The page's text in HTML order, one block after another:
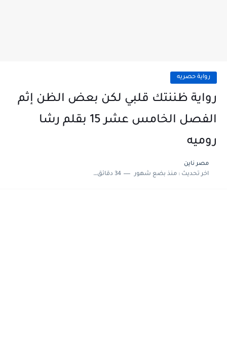
رواية حصريه
رواية ظننتك قلبي لكن بعض الظن إثم
الفصل الخامس عشر 15 بقلم رشا
روميه
مصر ناين
اخر تحديث :منذ بضع شهور 34 دقائق للقراءة